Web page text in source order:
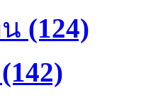
(124)
(142)